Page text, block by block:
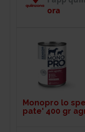
ora
Monopro lo
pate' 400 gr